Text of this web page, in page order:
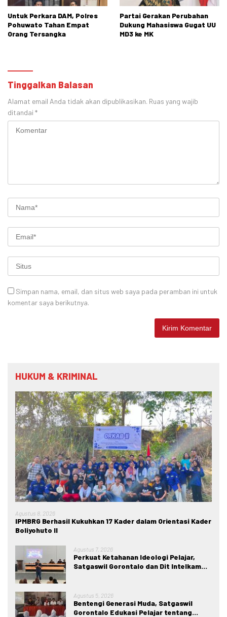
Untuk Perkara DAM, Polres
Pohuwato Tahan Empat
Orang Tersangka
Partai Gerakan Perubahan
Dukung Mahasiswa Gugat UU
MD3 ke MK
Tinggalkan Balasan
Alamat email Anda tidak akan dipublikasikan. Ruas yang wajib
ditandai *
Simpan nama, email, dan situs web saya pada peramban ini untuk
komentar saya berikutnya.
HUKUM & KRIMINAL
Agustus 8, 2026
IPMBRG Berhasil Kukuhkan 17 Kader dalam Orientasi Kader
Boliyohuto II
Agustus 7, 2026
Perkuat Ketahanan Ideologi Pelajar,
Satgaswil Gorontalo dan Dit Intelkam
Kabila
Agustus 5, 2026
Bentengi Generasi Muda, Satgaswil
Gorontalo Edukasi Pelajar tentang